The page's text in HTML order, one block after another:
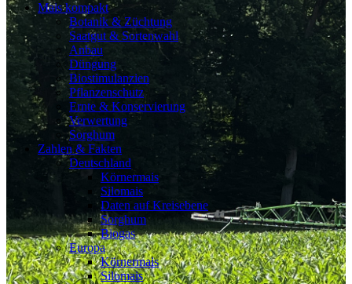
Mais kompakt
Botanik & Züchtung
Saatgut & Sortenwahl
Anbau
Düngung
Biostimulanzien
Pflanzenschutz
Ernte & Konservierung
Verwertung
Sorghum
Zahlen & Fakten
Deutschland
Körnermais
Silomais
Daten auf Kreisebene
Sorghum
Biogas
Europa
Körnermais
Silomais